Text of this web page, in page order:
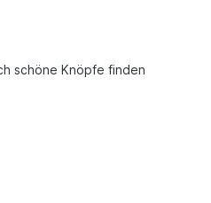
schöne Knöpfe finden